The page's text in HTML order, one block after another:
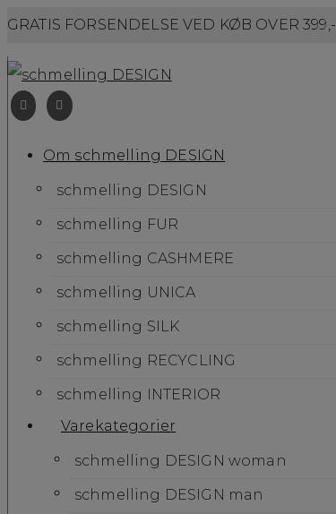
GRATIS FORSENDELSE VED KØB OVER 399,-
Om schmelling DESIGN
schmelling DESIGN
schmelling FUR
schmelling CASHMERE
schmelling UNICA
schmelling SILK
schmelling RECYCLING
schmelling INTERIOR
Varekategorier
schmelling DESIGN woman
schmelling DESIGN man